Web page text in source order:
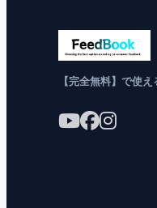
【完全無料】で使